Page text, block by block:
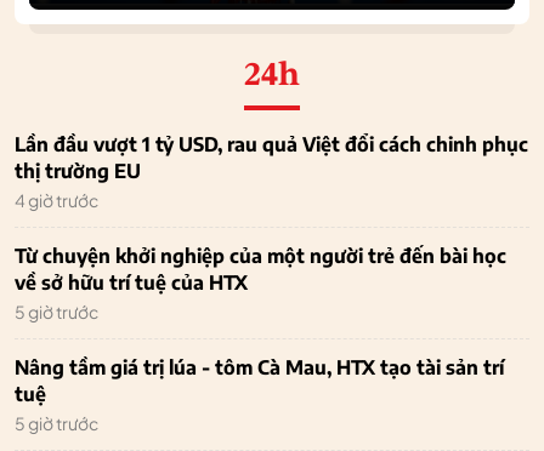
24h
Lần đầu vượt 1 tỷ USD, rau quả Việt đổi cách chinh phục
thị trường EU
4 giờ trước
Từ chuyện khởi nghiệp của một người trẻ đến bài học
về sở hữu trí tuệ của HTX
5 giờ trước
Nâng tầm giá trị lúa - tôm Cà Mau, HTX tạo tài sản trí
tuệ
5 giờ trước